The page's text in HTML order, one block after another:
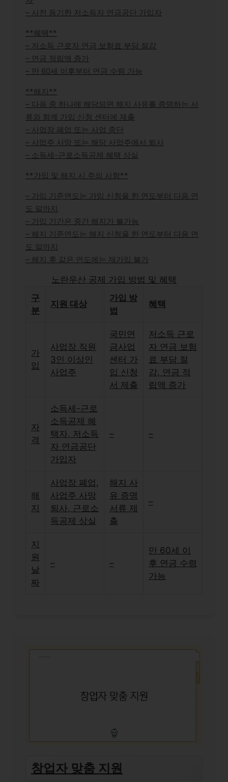
– 사전 등기한 저소득자 연금공단 가입자
**혜택**
– 저소득 근로자 연금 보험료 부담 절감
– 연금 적립액 증가
– 만 60세 이후부터 연금 수령 가능
**해지**
– 다음 중 하나에 해당되면 해지 사유를 증명하는 서
류와 함께 가입 신청 센터에 제출
– 사업장 폐업 또는 사업 중단
– 사업주 사망 또는 해당 사업주에서 퇴사
– 소득세-근로소득공제 혜택 상실
**가입 및 해지 시 주의 사항**
– 가입 기준연도는 가입 신청을 한 연도부터 다음 연
도 말까지
– 가입 기간은 중간 해지가 불가능
– 해지 기준연도는 해지 신청을 한 연도부터 다음 연
도 말까지
– 해지 후 같은 연도에는 재가입 불가
노란우산 공제 가입 방법 및 혜택
구
분
지원 대상
가입 방
법
혜택
가
입
사업장 직원
3인 이상인
사업주
국민연
금사업
센터 가
입 신청
서 제출
저소득 근로
자 연금 보험
료 부담 절
감, 연금 적
립액 증가
자
격
소득세-근로
소득공제 혜
택자, 저소득
자 연금공단
가입자
– –
해
지
사업장 폐업,
사업주 사망
퇴사, 근로소
득공제 상실
해지 사
유 증명
서류 제
출
–
지
원
날
짜
– –
만 60세 이
후 연금 수령
가능
창업자 맞춤 지원